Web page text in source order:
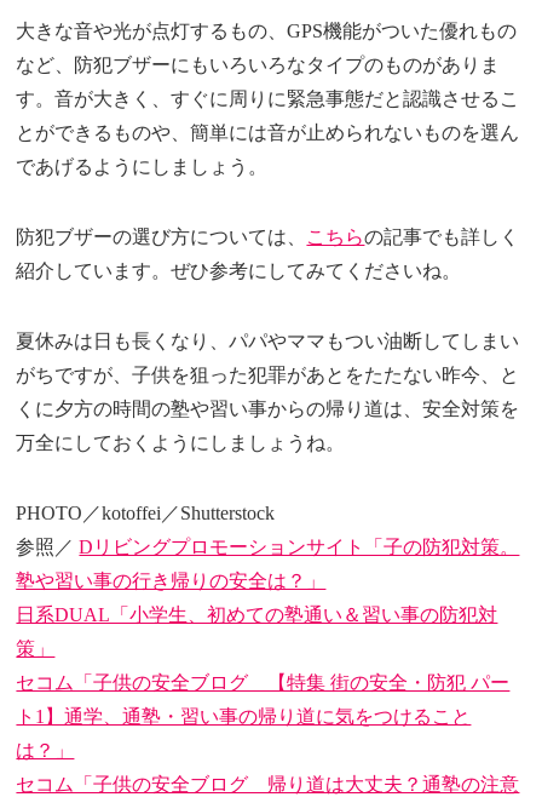
大きな音や光が点灯するもの、GPS機能がついた優れもの
など、防犯ブザーにもいろいろなタイプのものがありま
す。音が大きく、すぐに周りに緊急事態だと認識させるこ
とができるものや、簡単には音が止められないものを選ん
であげるようにしましょう。
防犯ブザーの選び方については、 こちらの記事でも詳しく
紹介しています。ぜひ参考にしてみてくださいね。
夏休みは日も長くなり、パパやママもつい油断してしまい
がちですが、子供を狙った犯罪があとをたたない昨今、と
くに夕方の時間の塾や習い事からの帰り道は、安全対策を
万全にしておくようにしましょうね。
PHOTO／kotoffei／Shutterstock
参照／Dリビングプロモーションサイト「子の防犯対策。
塾や習い事の行き帰りの安全は？」
日系DUAL「小学生、初めての塾通い＆習い事の防犯対
策」
セコム「子供の安全ブログ 【特集 街の安全・防犯 パー
ト1】通学、通塾・習い事の帰り道に気をつけること
は？」
セコム「子供の安全ブログ 帰り道は大丈夫？通塾の注意